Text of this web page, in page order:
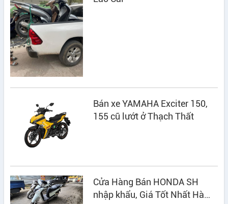
Bán xe YAMAHA Exciter 150,
155 cũ lướt ở Thạch Thất
Cửa Hàng Bán HONDA SH
nhập khẩu, Giá Tốt Nhất Hà